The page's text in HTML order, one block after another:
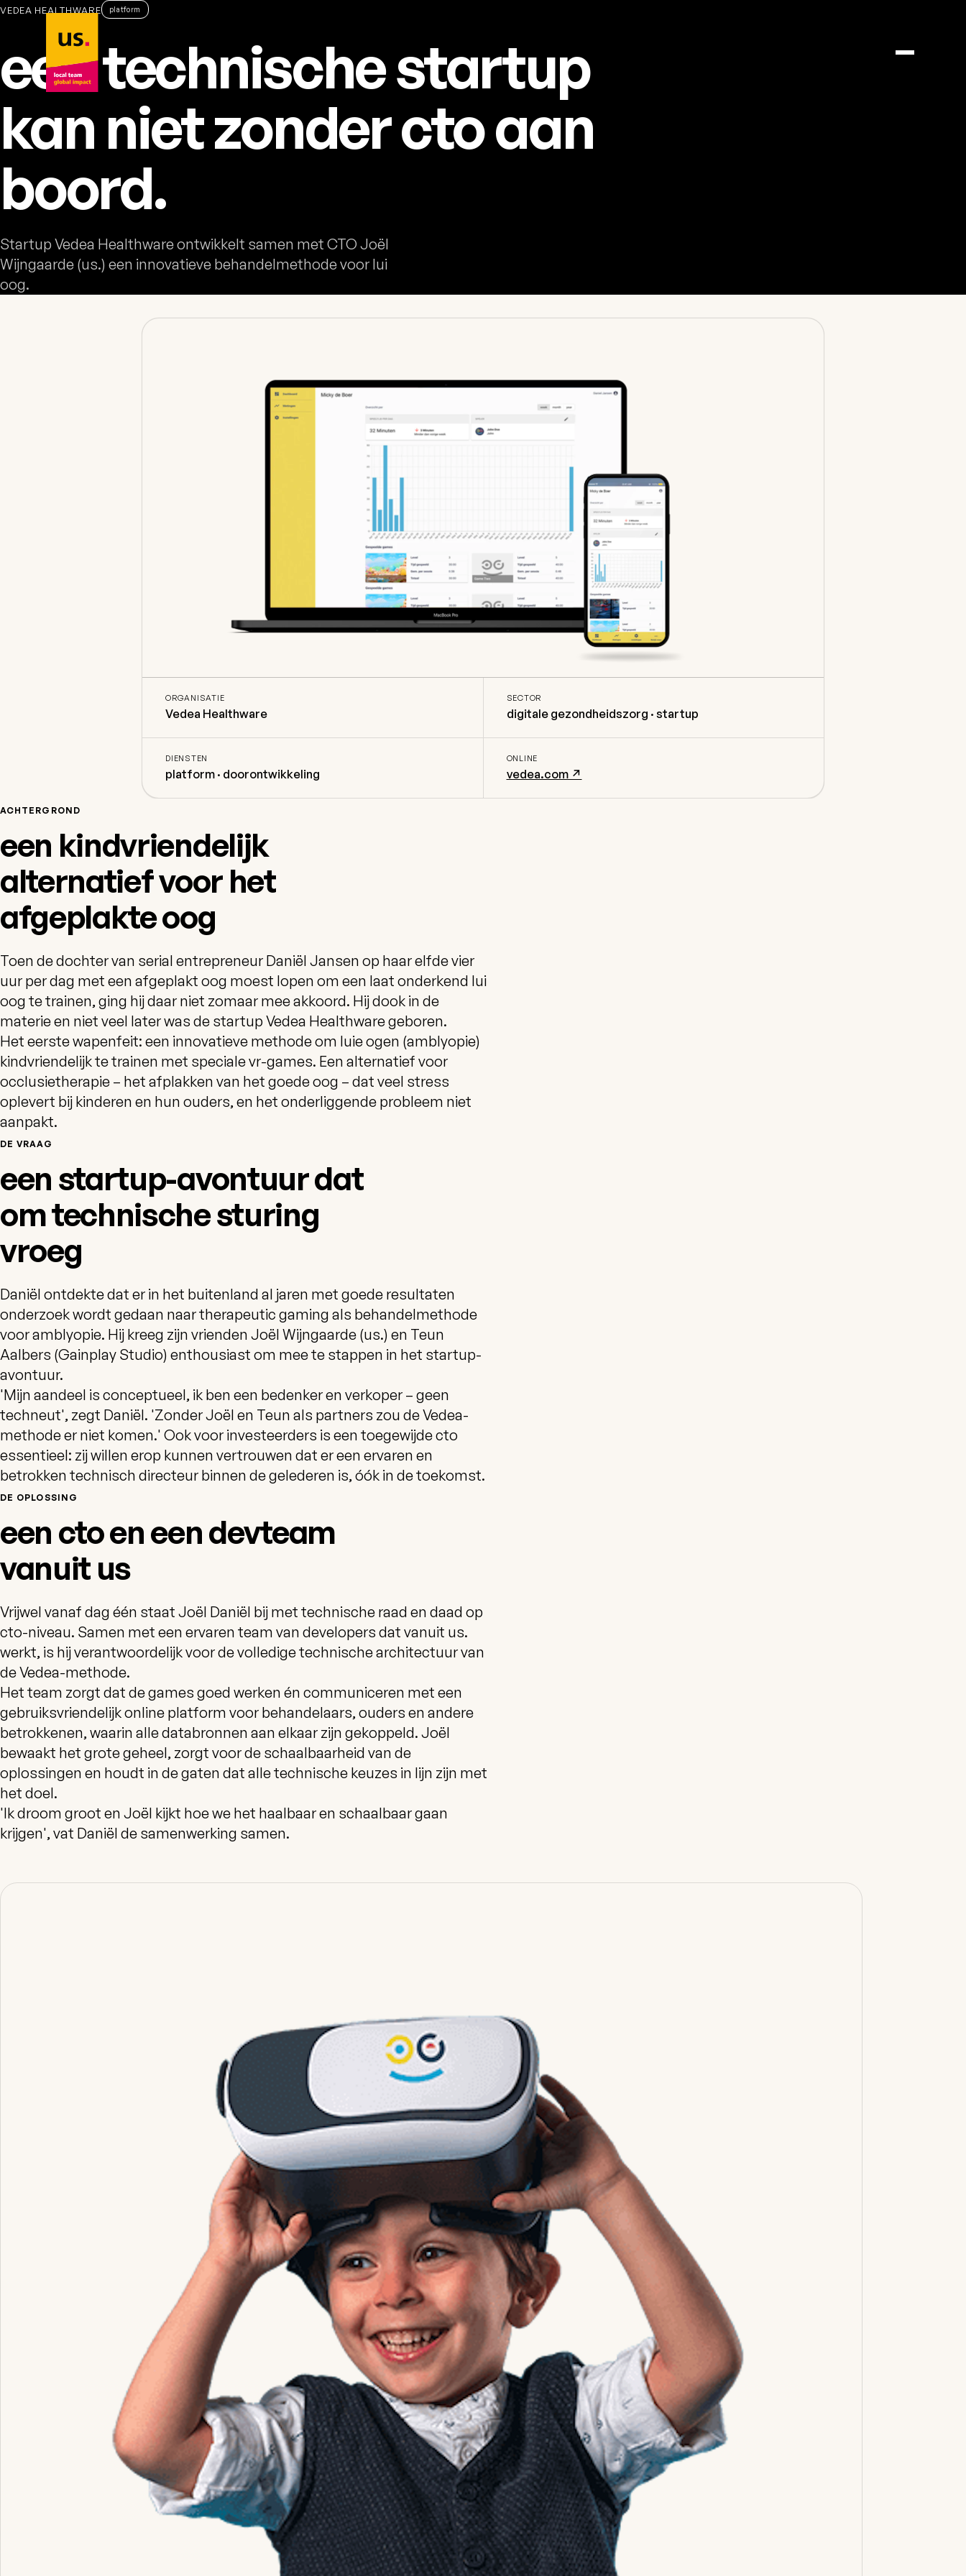
us. – naar home
VEDEA HEALTHWARE platform
een technische startup
kan niet zonder cto aan
boord.
Startup Vedea Healthware ontwikkelt samen met CTO Joël
Wijngaarde (us.) een innovatieve behandelmethode voor lui
oog.
ORGANISATIE
Vedea Healthware
SECTOR
digitale gezondheidszorg · startup
DIENSTEN
platform · doorontwikkeling
ONLINE
vedea.com ↗
ACHTERGROND
een kindvriendelijk
alternatief voor het
afgeplakte oog
Toen de dochter van serial entrepreneur Daniël Jansen op haar elfde vier
uur per dag met een afgeplakt oog moest lopen om een laat onderkend lui
oog te trainen, ging hij daar niet zomaar mee akkoord. Hij dook in de
materie en niet veel later was de startup Vedea Healthware geboren.
Het eerste wapenfeit: een innovatieve methode om luie ogen (amblyopie)
kindvriendelijk te trainen met speciale vr-games. Een alternatief voor
occlusietherapie – het afplakken van het goede oog – dat veel stress
oplevert bij kinderen en hun ouders, en het onderliggende probleem niet
aanpakt.
DE VRAAG
een startup-avontuur dat
om technische sturing
vroeg
Daniël ontdekte dat er in het buitenland al jaren met goede resultaten
onderzoek wordt gedaan naar therapeutic gaming als behandelmethode
voor amblyopie. Hij kreeg zijn vrienden Joël Wijngaarde (us.) en Teun
Aalbers (Gainplay Studio) enthousiast om mee te stappen in het startup-
avontuur.
'Mijn aandeel is conceptueel, ik ben een bedenker en verkoper – geen
techneut', zegt Daniël. 'Zonder Joël en Teun als partners zou de Vedea-
methode er niet komen.' Ook voor investeerders is een toegewijde cto
essentieel: zij willen erop kunnen vertrouwen dat er een ervaren en
betrokken technisch directeur binnen de gelederen is, óók in de toekomst.
DE OPLOSSING
een cto en een devteam
vanuit us
Vrijwel vanaf dag één staat Joël Daniël bij met technische raad en daad op
cto-niveau. Samen met een ervaren team van developers dat vanuit us.
werkt, is hij verantwoordelijk voor de volledige technische architectuur van
de Vedea-methode.
Het team zorgt dat de games goed werken én communiceren met een
gebruiksvriendelijk online platform voor behandelaars, ouders en andere
betrokkenen, waarin alle databronnen aan elkaar zijn gekoppeld. Joël
bewaakt het grote geheel, zorgt voor de schaalbaarheid van de
oplossingen en houdt in de gaten dat alle technische keuzes in lijn zijn met
het doel.
'Ik droom groot en Joël kijkt hoe we het haalbaar en schaalbaar gaan
krijgen', vat Daniël de samenwerking samen.